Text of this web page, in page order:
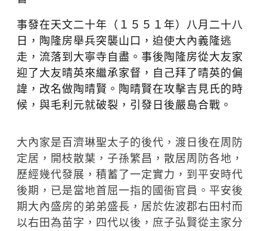
事發在天文二十年（１５５１年）八月二十八
日，陶隆房舉兵突襲山口，迫使大內義隆逃
走，流落到大寧寺自盡。事後陶隆房從大友家
迎了大友晴英來繼承家督，自己拜了晴英的偏
諱，改名做陶晴賢。陶晴賢在攻擊吉見氏的時
候，與毛利元就破裂，引發日後嚴島合戰。
大內家是百濟琳聖太子的後代，渡日後在周防
定居，開枝散葉，子孫繁昌，散居周防各地，
歷經幾代發展，積蓄了一定實力，到平安時代
後期，已是當地首屈一指的國衙官員。平安後
期大內盛房的弟弟盛長，居於佐波郡右田村而
以右田為苗字，四代以後，庶子弘賢從主家分